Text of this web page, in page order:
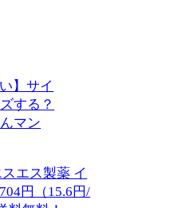
エス製薬 イ
円（15.6円/